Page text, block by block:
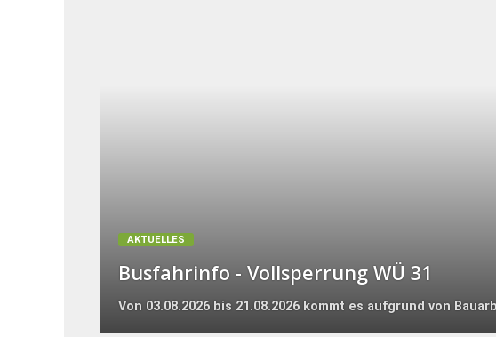
AKTUELLES
Busfahrinfo - Vollsperrung WÜ 31
Von 03.08.2026 bis 21.08.2026 kommt es aufgrund von